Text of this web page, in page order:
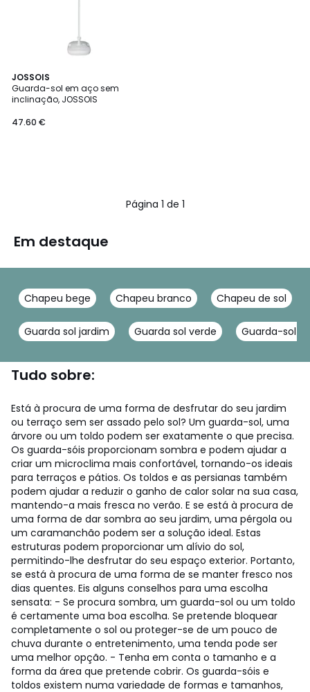
JOSSOIS
Guarda-sol em aço sem
inclinação, JOSSOIS
47.60 €
Página 1 de 1
Em destaque
Chapeu bege Chapeu branco Chapeu de sol
Guarda sol jardim Guarda sol verde Guarda-sol
Tudo sobre:
Está à procura de uma forma de desfrutar do seu jardim
ou terraço sem ser assado pelo sol? Um guarda-sol, uma
árvore ou um toldo podem ser exatamente o que precisa.
Os guarda-sóis proporcionam sombra e podem ajudar a
criar um microclima mais confortável, tornando-os ideais
para terraços e pátios. Os toldos e as persianas também
podem ajudar a reduzir o ganho de calor solar na sua casa,
mantendo-a mais fresca no verão. E se está à procura de
uma forma de dar sombra ao seu jardim, uma pérgola ou
um caramanchão podem ser a solução ideal. Estas
estruturas podem proporcionar um alívio do sol,
permitindo-lhe desfrutar do seu espaço exterior. Portanto,
se está à procura de uma forma de se manter fresco nos
dias quentes. Eis alguns conselhos para uma escolha
sensata: - Se procura sombra, um guarda-sol ou um toldo
é certamente uma boa escolha. Se pretende bloquear
completamente o sol ou proteger-se de um pouco de
chuva durante o entretenimento, uma tenda pode ser
uma melhor opção. - Tenha em conta o tamanho e a
forma da área que pretende cobrir. Os guarda-sóis e
toldos existem numa variedade de formas e tamanhos,